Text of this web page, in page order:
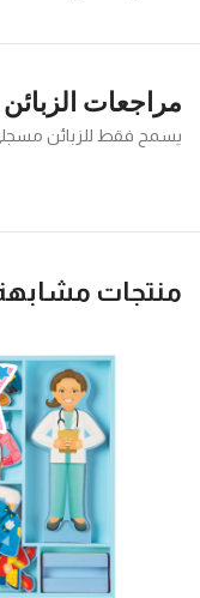
مراجعات الزبائن
يسمح فقط للزبائن مسجلي
منتجات